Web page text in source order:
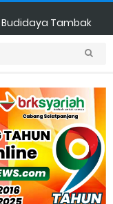
Tambak
Ekor
Bacalon Kades
lancar
Laksanakan Kerja
2029